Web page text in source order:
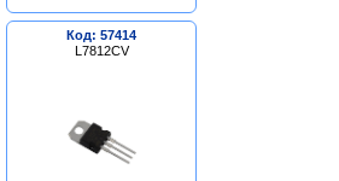
Код: 57414
L7812CV